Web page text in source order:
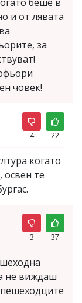
и от лявата
за
човек!
4 22
когато
освен те
3 37
не виждаш